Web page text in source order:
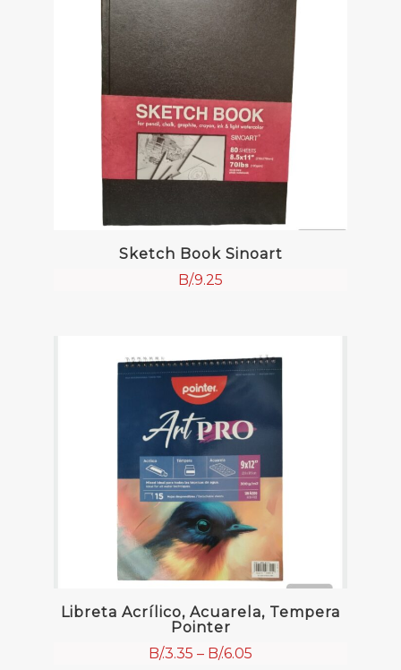
Sketch Book Sinoart
B/.9.25
Libreta Acrílico, Acuarela, Tempera
Pointer
B/.3.35 – B/.6.05